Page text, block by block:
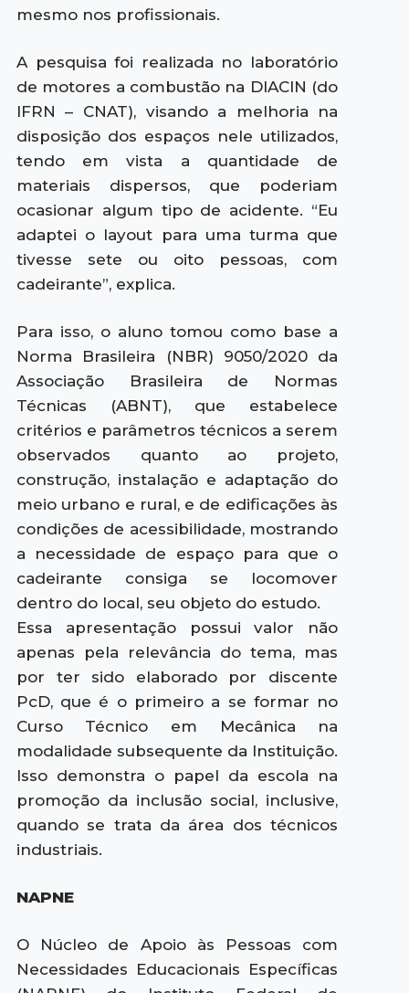
mesmo nos profissionais.
A pesquisa foi realizada no laboratório
de motores a combustão na DIACIN (do
IFRN – CNAT), visando a melhoria na
disposição dos espaços nele utilizados,
tendo em vista a quantidade de
materiais dispersos, que poderiam
ocasionar algum tipo de acidente. “Eu
adaptei o layout para uma turma que
tivesse sete ou oito pessoas, com
cadeirante”, explica.
Para isso, o aluno tomou como base a
Norma Brasileira (NBR) 9050/2020 da
Associação Brasileira de Normas
Técnicas (ABNT), que estabelece
critérios e parâmetros técnicos a serem
observados quanto ao projeto,
construção, instalação e adaptação do
meio urbano e rural, e de edificações às
condições de acessibilidade, mostrando
a necessidade de espaço para que o
cadeirante consiga se locomover
dentro do local, seu objeto do estudo.
Essa apresentação possui valor não
apenas pela relevância do tema, mas
por ter sido elaborado por discente
PcD, que é o primeiro a se formar no
Curso Técnico em Mecânica na
modalidade subsequente da Instituição.
Isso demonstra o papel da escola na
promoção da inclusão social, inclusive,
quando se trata da área dos técnicos
industriais.
NAPNE
O Núcleo de Apoio às Pessoas com
Necessidades Educacionais Específicas